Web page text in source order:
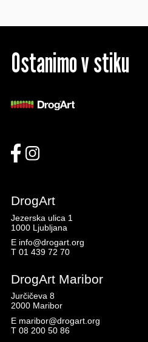
Ostanimo v stiku
DrogArt
Jezerska ulica 1
1000 Ljubljana
E info@drogart.org
T 01 439 72 70
DrogArt Maribor
Jurčičeva 8
2000 Maribor
E maribor@drogart.org
T 08 200 50 86